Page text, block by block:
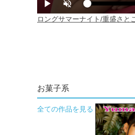
お菓子系
全ての作品を見る